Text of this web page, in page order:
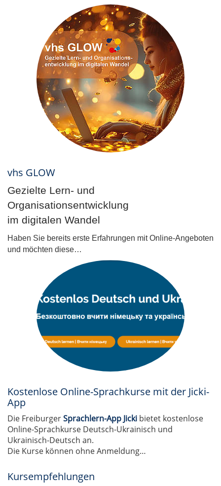
vhs GLOW
Gezielte Lern- und
Organisationsentwicklung
im digitalen Wandel
Haben Sie bereits erste Erfahrungen mit Online-Angeboten
und möchten diese…
Kostenlose Online-Sprachkurse mit der Jicki-
App
Die FreiburgerSprachlern-App Jicki bietet kostenlose
Online-Sprachkurse Deutsch-Ukrainisch und
Ukrainisch-Deutsch an.
Die Kurse können ohne Anmeldung…
Kursempfehlungen